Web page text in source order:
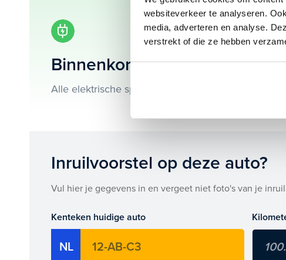
websiteverkeer te analyseren.
media, adverteren en analyse.
verstrekt of die ze hebben
Je koopt hem voor € 0,- maar je kan deze Audi Q4 e-
Maak snel een afspraak in de showroom of bestel hem
Binnenkort beschikbaar!
Alle elektrische specificaties van deze Audi Q4 e-
Inruilvoorstel op deze auto?
Vul hier je gegevens in en vergeet niet foto's van je
Kenteken huidige auto
NL